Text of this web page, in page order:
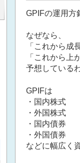
GPIFの運用方
なぜなら、
「これから成
「これから上
予想している
GPIFは
・国内株式
・外国株式
・国内債券
・外国債券
などに幅広く